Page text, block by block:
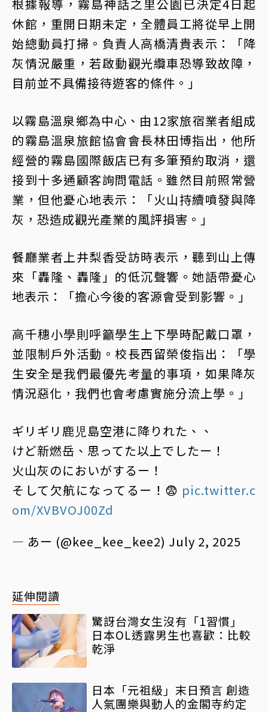
根據報導，霧島神話之里公園已決定4日起
休館，重開日期未定，全體員工將從早上開
始總動員打掃。負責人高橋清貴表示：「降
灰情況嚴重，若啟動觀光纜車恐導致故障，
目前並不具備接待遊客的條件。」
以霧島溫泉鄉為中心、由12家旅宿業者組成
的霧島溫泉旅館協會會長林田博指出，他所
經營的霧島國際飯店已有多筆預約取消，還
接到十多通顧客詢問電話。雖然目前照常營
業，但他憂心地表示：「火山持續噴發與降
灰，恐造成觀光產業的風評損害。」
餐廳業者上井梨香受訪時表示，聽到山上傳
來「轟隆、轟隆」的低沉聲響。她語帶憂心
地表示：「擔心今後的客源會受到影響。」
高千穗小學則呼籲學生上下學時配戴口罩，
並限制戶外活動。校長西留榮俊指出：「學
生安全是我們最優先考量的事項，如果降灰
情況惡化，我們也會考慮實施分流上學。」
ギリギリ鹿児島空港に降りれた、、
けど新燃岳、思ってた以上でしたー！
火山灰のにおいがするー！
そして欠航になってるー！😨 pic.twitter.c
om/XVBVOJ00Zd
— あー (@kee_kee_kee2) July 2, 2025
延伸閱讀
驚訝台灣女生沒有「1習慣」
日本OL透露男生也喜歡：比較
乾淨
日本「元祖級」末日預言 創造
人氣團樂與動人的金閣寺約定